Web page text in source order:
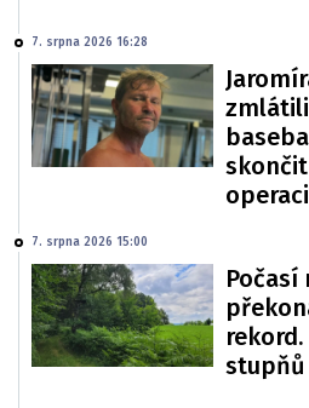
7. srpna 2026 16:28
operaci
7. srpna 2026 15:00
Počasí
stupňů